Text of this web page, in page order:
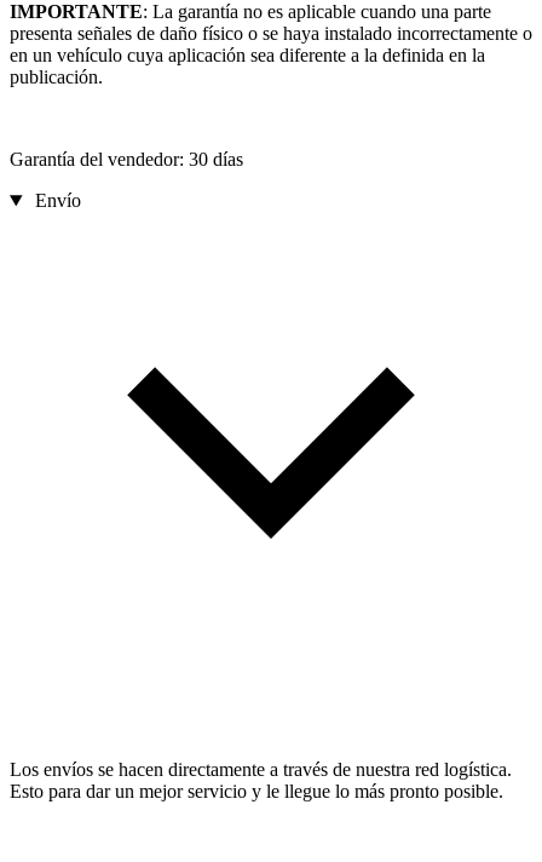
IMPORTANTE: La garantía no es aplicable cuando una parte
presenta señales de daño físico o se haya instalado incorrectamente o
en un vehículo cuya aplicación sea diferente a la definida en la
publicación.
Garantía del vendedor: 30 días
Envío
Los envíos se hacen directamente a través de nuestra red logística.
Esto para dar un mejor servicio y le llegue lo más pronto posible.